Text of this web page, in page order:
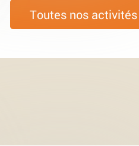
Toutes nos activités